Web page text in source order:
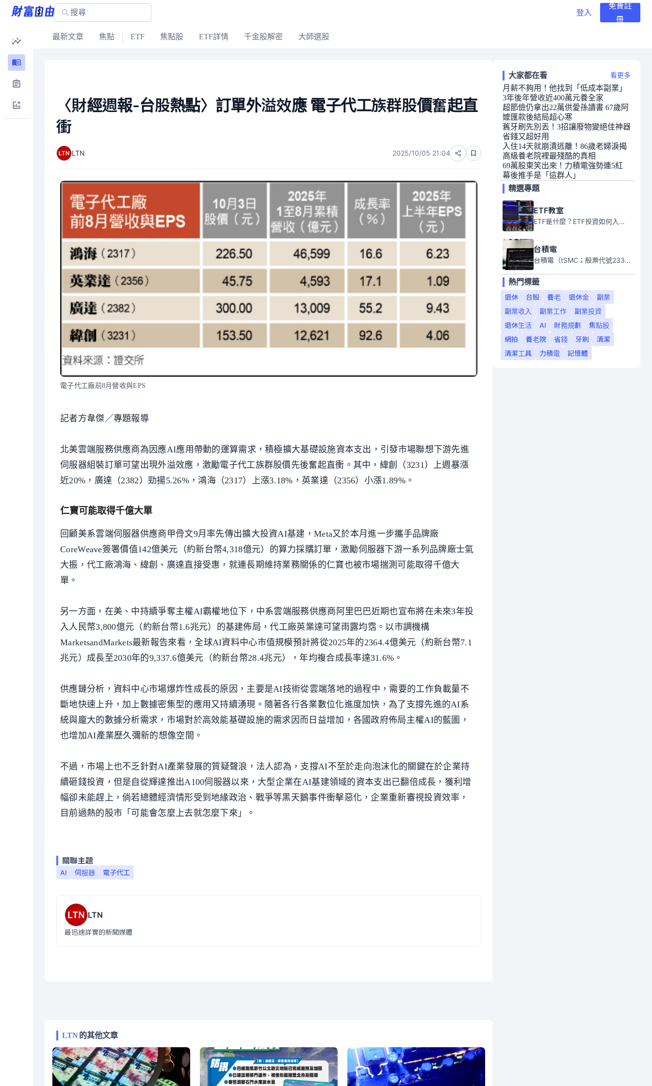
登入
免費註
冊
最新文章 焦點 ETF 焦點股 ETF詳情 千金股解密 大師選股
〈財經週報-台股熱點〉訂單外溢效應 電子代工族群股價奮起直
衝
LTN 2025/10/05 21:04
電子代工廠前8月營收與EPS
記者方韋傑／專題報導
北美雲端服務供應商為因應AI應用帶動的運算需求，積極擴大基礎設施資本支出，引發市場聯想下游先進
伺服器組裝訂單可望出現外溢效應，激勵電子代工族群股價先後奮起直衝。其中，緯創（3231）上週暴漲
近20%，廣達（2382）勁揚5.26%，鴻海（2317）上漲3.18%，英業達（2356）小漲1.89%。
仁寶可能取得千億大單
回顧美系雲端伺服器供應商甲骨文9月率先傳出擴大投資AI基建，Meta又於本月進一步攜手品牌廠
CoreWeave簽署價值142億美元（約新台幣4,318億元）的算力採購訂單，激勵伺服器下游一系列品牌廠士氣
大振，代工廠鴻海、緯創、廣達直接受惠，就連長期維持業務關係的仁寶也被市場揣測可能取得千億大
單。
另一方面，在美、中持續爭奪主權AI霸權地位下，中系雲端服務供應商阿里巴巴近期也宣布將在未來3年投
入人民幣3,800億元（約新台幣1.6兆元）的基建佈局，代工廠英業達可望雨露均霑。以市調機構
MarketsandMarkets最新報告來看，全球AI資料中心市值規模預計將從2025年的2364.4億美元（約新台幣7.1
兆元）成長至2030年的9,337.6億美元（約新台幣28.4兆元），年均複合成長率達31.6%。
供應鏈分析，資料中心市場爆炸性成長的原因，主要是AI技術從雲端落地的過程中，需要的工作負載量不
斷地快速上升，加上數據密集型的應用又持續湧現。隨著各行各業數位化進度加快，為了支撐先進的AI系
統與龐大的數據分析需求，市場對於高效能基礎設施的需求因而日益增加，各國政府佈局主權AI的藍圖，
也增加AI產業歷久彌新的想像空間。
不過，市場上也不乏針對AI產業發展的質疑聲浪，法人認為，支撐AI不至於走向泡沫化的關鍵在於企業持
續砸錢投資，但是自從輝達推出A100伺服器以來，大型企業在AI基建領域的資本支出已翻倍成長，獲利增
幅卻未能趕上，倘若總體經濟情形受到地緣政治、戰爭等黑天鵝事件衝擊惡化，企業重新審視投資效率，
目前過熱的股市「可能會怎麼上去就怎麼下來」。
關聯主題
AI 伺服器 電子代工
LTN
最迅速詳實的新聞媒體
LTN的其他文章
大家都在看 看更多
月薪不夠用！他找到「低成本副業」
3年後年營收近400萬元養全家
超節儉仍拿出22萬供愛孫讀書 67歲阿
嬤匯款後結局超心寒
舊牙刷先別丟！3招讓廢物變絕佳神器
省錢又超好用
入住14天就崩潰逃離！86歲老婦淚揭
高級養老院裡最殘酷的真相
69萬股東笑出來！力積電強勢連5紅
幕後推手是「這群人」
精選專題
ETF教室
ETF是什麼？ETF投資如何入門？本系列專題文章將會告訴你新手必須知道的ETF基礎知識。
台積電
台積電（tSMC；股票代號2330）是全球領先的半導體代工公司，成立於1987年，總部位於台灣新竹。且已於美國、日本、德國及中國設廠，台積電是全球首家專業積體電路製造服務公司，也是全球最先進和最大規模的半導體代工廠。
熱門標籤
退休
台股 養老 退休金
副業
副業收入
副業工作
副業投資
退休生活
AI 財務規劃
焦點股
網拍
養老院 省錢 牙刷
清潔
清潔工具
力積電 記憶體